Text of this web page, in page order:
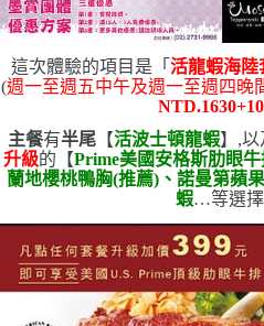
這次體驗的項目是「 活龍蝦海陸
(週一至週五中午及週一至週四晚
主餐有半尾【活波士頓龍蝦】,以
升級的【Prime美國安格斯肋眼牛
蘭地櫻桃鴨胸(推薦) 、諾曼第蘋
蝦…等選擇